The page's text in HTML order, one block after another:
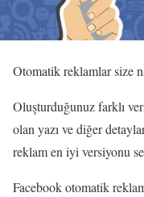
Otomatik reklamlar size
Oluşturduğunuz farklı
olan yazı ve diğer
reklam en iyi versiyonu
Facebook otomatik